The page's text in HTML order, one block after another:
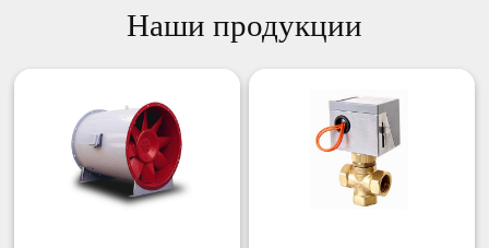
Наши продукции